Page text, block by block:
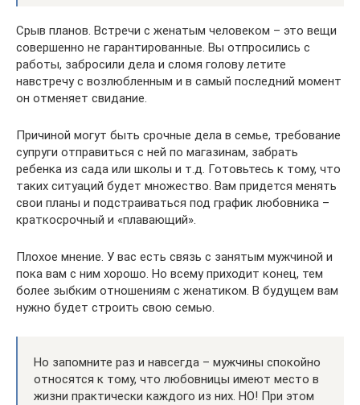
Срыв планов. Встречи с женатым человеком – это вещи
совершенно не гарантированные. Вы отпросились с
работы, забросили дела и сломя голову летите
навстречу с возлюбленным и в самый последний момент
он отменяет свидание.
Причиной могут быть срочные дела в семье, требование
супруги отправиться с ней по магазинам, забрать
ребенка из сада или школы и т.д. Готовьтесь к тому, что
таких ситуаций будет множество. Вам придется менять
свои планы и подстраиваться под график любовника –
краткосрочный и «плавающий».
Плохое мнение. У вас есть связь с занятым мужчиной и
пока вам с ним хорошо. Но всему приходит конец, тем
более зыбким отношениям с женатиком. В будущем вам
нужно будет строить свою семью.
Но запомните раз и навсегда – мужчины спокойно
относятся к тому, что любовницы имеют место в
жизни практически каждого из них. НО! При этом